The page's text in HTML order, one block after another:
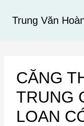
Trung Văn
CĂNG
TRUNG
LOAN